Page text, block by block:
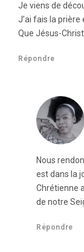
Je viens de
J’ai fais la prière
Que Jésus-
Répondre
Nous
est dans la
Chrétienne
de notre
Répondre